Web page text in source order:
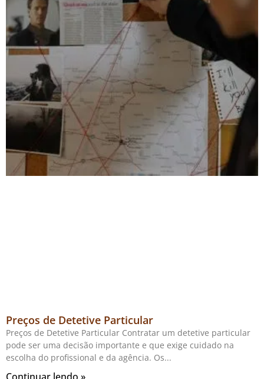
Preços de Detetive Particular
Preços de Detetive Particular Contratar um detetive particular
pode ser uma decisão importante e que exige cuidado na
escolha do profissional e da agência. Os